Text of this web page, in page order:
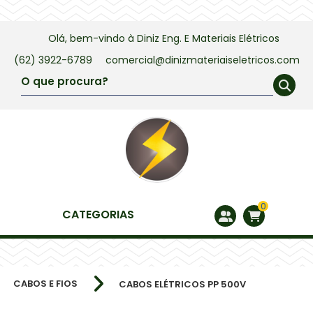
Olá, bem-vindo à Diniz Eng. E Materiais Elétricos
(62) 3922-6789
comercial@dinizmateriaiseletricos.com
CATEGORIAS 0
CABOS E FIOS CABOS ELÉTRICOS PP 500V